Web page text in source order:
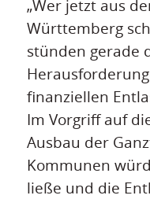
„Wer jetzt aus
Württemberg
stünden gerade
finanziellen
Im Vorgriff auf
Ausbau der
Kommunen
ließe und die